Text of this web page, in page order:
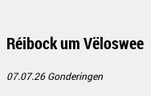
Réibock um Vëloswee
07.07.26Gonderingen